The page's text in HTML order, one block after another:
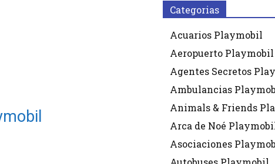
Categorias
Acuarios Playmobil
Aeropuerto Playmobil
Agentes Secretos
Ambulancias
Animals & Friends
Arca de Noé
Asociaciones